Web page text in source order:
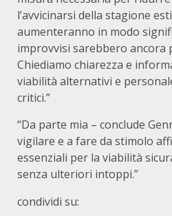
l’avvicinarsi della stagione
aumenteranno in modo
improvvisi sarebbero ancora
Chiediamo chiarezza e
viabilità alternativi e
critici.”
“Da parte mia – conclude
vigilare e a fare da stimolo
essenziali per la viabilità
senza ulteriori intoppi.”
condividi su: